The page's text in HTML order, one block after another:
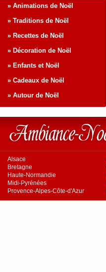
» Animations de Noël
» Traditions de Noël
» Recettes de Noël
» Décoration de Noël
» Enfants et Noël
» Cadeaux de Noël
» Autour de Noël
Alsace
Bretagne
Haute-Normandie
Midi-Pyrénées
Provence-Alpes-Côte-d'Azur